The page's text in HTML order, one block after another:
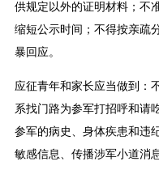
供规定以外的证明材料；不
缩短公示时间；不得按亲疏
暴回应。
应征青年和家长应当做到：
系找门路为参军打招呼和请
参军的病史、身体疾患和违
敏感信息、传播涉军小道消